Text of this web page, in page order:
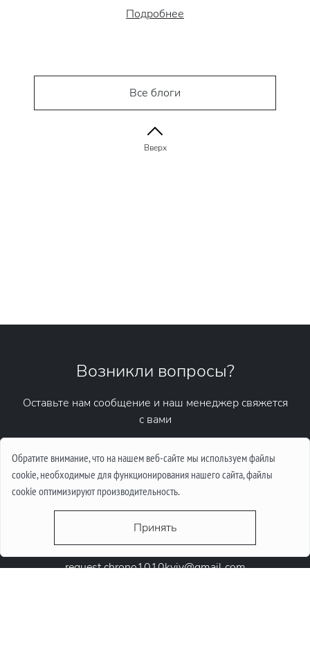
Обратите внимание, что на нашем веб-сайте мы используем файлы
cookie, необходимые для функционирования нашего сайта, файлы
cookie оптимизируют производительность.
Принять
Подробнее
Все блоги
Вверх
request.chrono1010kyiv@gmail.com
Возникли вопросы?
Оставьте нам сообщение и наш менеджер свяжется
с вами
Написать сообщение